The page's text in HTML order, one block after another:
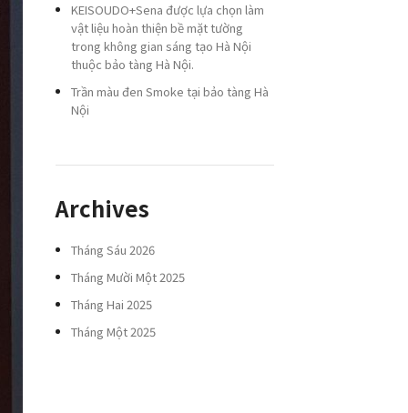
KEISOUDO+Sena được lựa chọn làm
vật liệu hoàn thiện bề mặt tường
trong không gian sáng tạo Hà Nội
thuộc bảo tàng Hà Nội.
Trần màu đen Smoke tại bảo tàng Hà
Nội
Archives
Tháng Sáu 2026
Tháng Mười Một 2025
Tháng Hai 2025
Tháng Một 2025